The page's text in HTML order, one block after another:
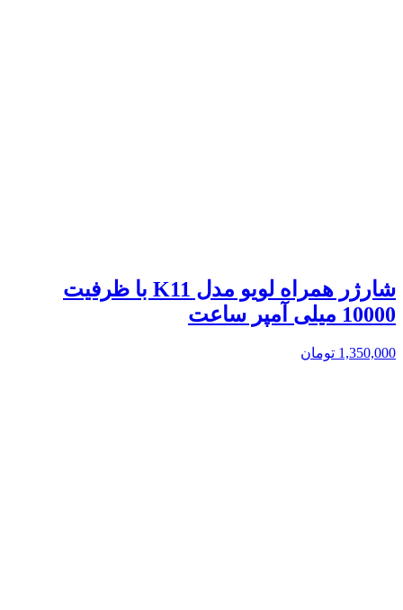
شارژر همراه لویو مدل K11 با ظرفیت
10000 میلی آمپر ساعت
1,350,000 تومان